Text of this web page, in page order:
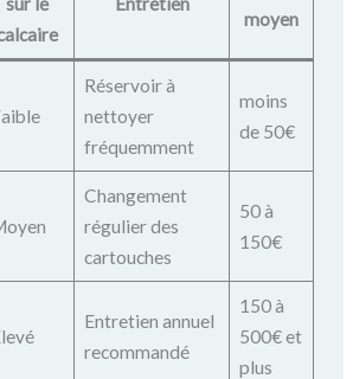
moyen
Réservoir à
nettoyer
fréquemment
moins
de 50€
Changement
régulier des
cartouches
50 à
150€
Entretien annuel
recommandé
150 à
500€ et
plus